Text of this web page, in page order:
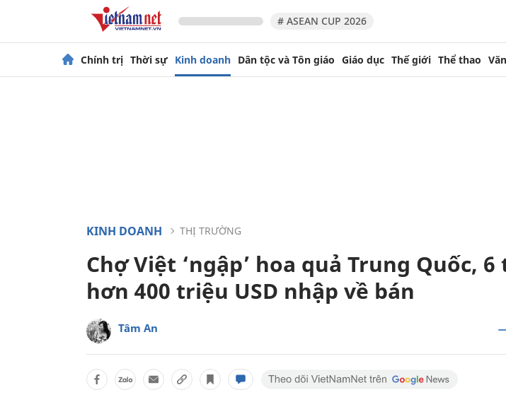
# ASEAN CUP 2026
Chính trị Thời sự Kinh doanh Dân tộc và Tôn giáo Giáo dục Thế giới Thể thao
KINH DOANH THỊ TRƯỜNG
Chợ Việt ‘ngập’ hoa quả Trung Quốc,
hơn 400 triệu USD nhập về bán
Tâm An